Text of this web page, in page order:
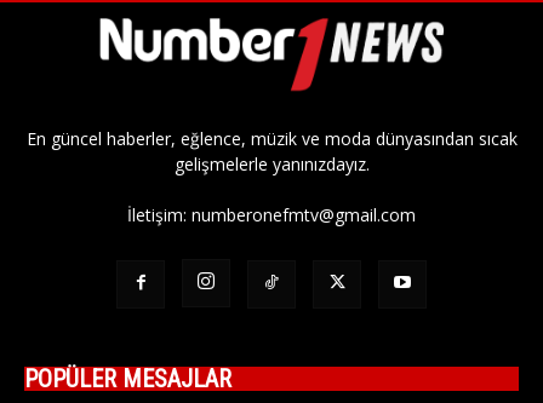
En güncel haberler, eğlence, müzik ve moda dünyasından sıcak
gelişmelerle yanınızdayız.
İletişim: numberonefmtv@gmail.com
POPÜLER MESAJLAR